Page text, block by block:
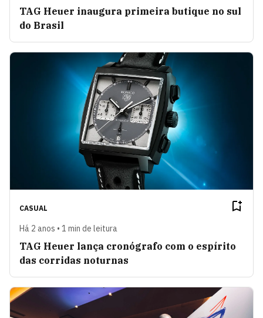
TAG Heuer inaugura primeira butique no sul
do Brasil
CASUAL
Há 2 anos • 1 min de leitura
TAG Heuer lança cronógrafo com o espírito
das corridas noturnas